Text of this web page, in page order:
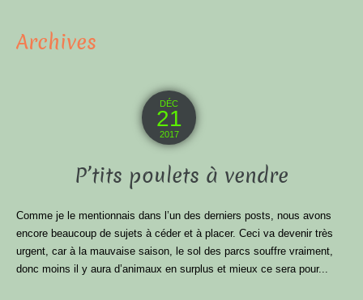
Archives
DÉC
21
2017
P’tits poulets à vendre
Comme je le mentionnais dans l’un des derniers posts, nous avons
encore beaucoup de sujets à céder et à placer. Ceci va devenir très
urgent, car à la mauvaise saison, le sol des parcs souffre vraiment,
donc moins il y aura d’animaux en surplus et mieux ce sera pour...